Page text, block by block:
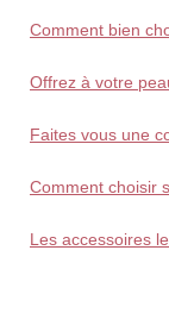
Comment bien
Offrez à votre
Faites vous une
Comment choisir
Les accessoires